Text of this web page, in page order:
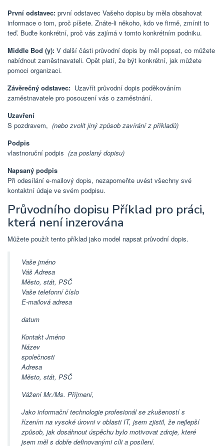
První odstavec: první odstavec Vašeho dopisu by měla obsahovat
informace o tom, proč píšete. Znáte-li někoho, kdo ve firmě, zmínit to
teď. Buďte konkrétní, proč vás zajímá v tomto konkrétním podniku.
Middle Bod (y): V další části průvodní dopis by měl popsat, co můžete
nabídnout zaměstnavateli. Opět platí, že být konkrétní, jak můžete
pomoci organizaci.
Závěrečný odstavec: Uzavřít průvodní dopis poděkováním
zaměstnavatele pro posouzení vás o zaměstnání.
Uzavření
S pozdravem, (nebo zvolit jiný způsob zavírání z příkladů)
Podpis
vlastnoruční podpis (za poslaný dopisu)
Napsaný podpis
Při odesílání e-mailový dopis, nezapomeňte uvést všechny své
kontaktní údaje ve svém podpisu.
Průvodního dopisu Příklad pro práci,
která není inzerována
Můžete použít tento příklad jako model napsat průvodní dopis.
Vaše jméno
Váš Adresa
Město, stát, PSČ
Vaše telefonní číslo
E-mailová adresa
datum
Kontakt Jméno
Název
společnosti
Adresa
Město, stát, PSČ
Vážení Mr./Ms. Příjmení,
Jako informační technologie profesionál se zkušeností s
řízením na vysoké úrovni v oblasti IT, jsem zjistil, že nejlepší
způsob, jak dosáhnout úspěchu bylo motivovat zdroje, které
jsem měl s dobře definovanými cíli a posílení.